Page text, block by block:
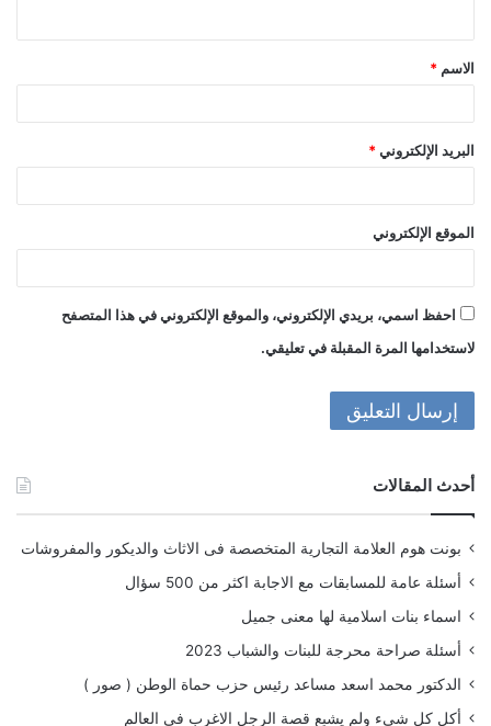
ق
*
الاسم *
البريد الإلكتروني *
الموقع الإلكتروني
احفظ اسمي، بريدي الإلكتروني، والموقع الإلكتروني في هذا المتصفح
لاستخدامها المرة المقبلة في تعليقي.
أحدث المقالات
بونت هوم العلامة التجارية المتخصصة فى الاثاث والديكور والمفروشات
أسئلة عامة للمسابقات مع الاجابة اكثر من 500 سؤال
اسماء بنات اسلامية لها معنى جميل
أسئلة صراحة محرجة للبنات والشباب 2023
الدكتور محمد اسعد مساعد رئيس حزب حماة الوطن ( صور )
أكل كل شىء ولم يشبع قصة الرجل الاغرب فى العالم